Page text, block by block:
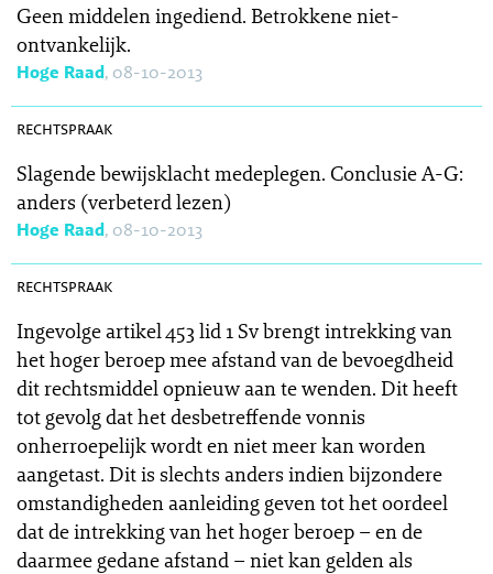
Geen middelen ingediend. Betrokkene niet-
ontvankelijk.
Hoge Raad, 08-10-2013
rechtspraak
Slagende bewijsklacht medeplegen. Conclusie A-G:
anders (verbeterd lezen)
Hoge Raad, 08-10-2013
rechtspraak
Ingevolge artikel 453 lid 1 Sv brengt intrekking van
het hoger beroep mee afstand van de bevoegdheid
dit rechtsmiddel opnieuw aan te wenden. Dit heeft
tot gevolg dat het desbetreffende vonnis
onherroepelijk wordt en niet meer kan worden
aangetast. Dit is slechts anders indien bijzondere
omstandigheden aanleiding geven tot het oordeel
dat de intrekking van het hoger beroep – en de
daarmee gedane afstand – niet kan gelden als